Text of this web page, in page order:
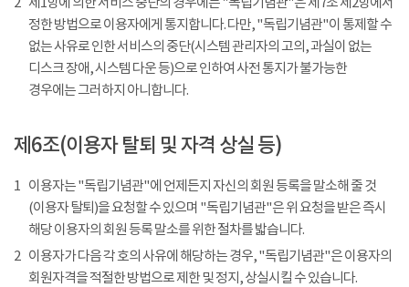
2 제1항에 의한 서비스 중단의 경우에는 "독립기념관"은 제7조 제2항에서
정한 방법으로 이용자에게 통지합니다. 다만, "독립기념관"이 통제할 수
없는 사유로 인한 서비스의 중단(시스템 관리자의 고의, 과실이 없는
디스크 장애, 시스템 다운 등)으로 인하여 사전 통지가 불가능한
경우에는 그러하지 아니합니다.
제6조(이용자 탈퇴 및 자격 상실 등)
1 이용자는 "독립기념관"에 언제든지 자신의 회원 등록을 말소해 줄 것
(이용자 탈퇴)을 요청할 수 있으며 "독립기념관"은 위 요청을 받은 즉시
해당 이용자의 회원 등록 말소를 위한 절차를 밟습니다.
2 이용자가 다음 각 호의 사유에 해당하는 경우, "독립기념관"은 이용자의
회원자격을 적절한 방법으로 제한 및 정지, 상실시킬 수 있습니다.